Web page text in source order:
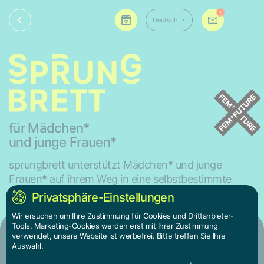
Deutsch
1
für Mädchen*
und junge Frauen*
sprungbrett unterstützt Mädchen* und junge
Frauen* auf ihrem Weg in eine selbstbestimmte
Zukunft.
Ich bin
Privatsphäre-Einstellungen
Wir ersuchen um Ihre Zustimmung für Cookies und Drittanbieter-
Tools. Marketing-Cookies werden erst mit Ihrer Zustimmung
verwendet, unsere Website ist werbefrei. Bitte treffen Sie Ihre
Auswahl.